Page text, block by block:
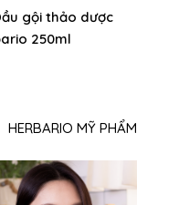
gội thảo dược
250ml
HERBARIO MỸ PHẨM